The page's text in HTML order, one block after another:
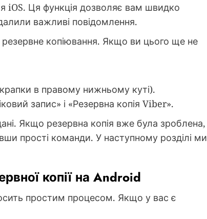
iOS. Ця функція дозволяє вам швидко
важливі повідомлення.
копіювання. Якщо ви цього ще не
в правому нижньому куті).
запис» і «Резервна копія Viber».
Якщо резервна копія вже була зроблена,
прості команди. У наступному розділі ми
копії на Android
простим процесом. Якщо у вас є